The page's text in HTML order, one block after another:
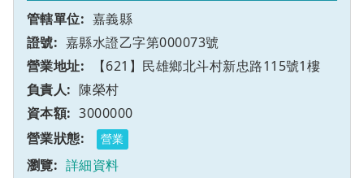
嘉義縣
嘉縣水證乙字第000073號
【621】民雄鄉北斗村新忠路115號1樓
陳榮村
3000000
營業
詳細資料